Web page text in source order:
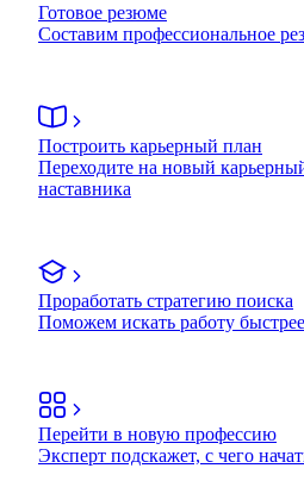
Готовое резюме
Составим профессиональное
Построить карьерный план
Переходите на новый
наставника
Проработать стратегию поиска
Поможем искать работу
Перейти в новую профессию
Эксперт подскажет, с чего